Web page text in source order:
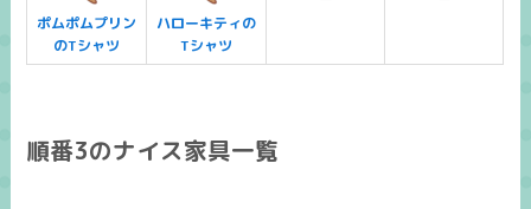
ポムポムプリン
のTシャツ
ハローキティの
Tシャツ
順番3のナイス家具一覧